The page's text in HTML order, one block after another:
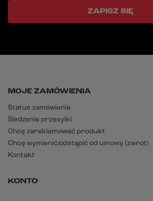
ZAPISZ SIĘ
MOJE ZAMÓWIENIA
Status zamówienia
Śledzenie przesyłki
Chcę zareklamować produkt
Chcę wymienić/odstąpić od umowy (zwrot)
Kontakt
KONTO